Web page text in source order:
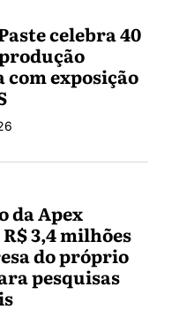
celebra 40
exposição
da Apex
3,4 milhões
do próprio
pesquisas